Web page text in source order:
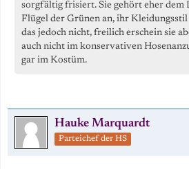
sorgfältig frisiert. Sie gehört eher dem
Flügel der Grünen an, ihr
das jedoch nicht, freilich erschein sie
auch nicht im konservativen
gar im Kostüm.
Hauke Marquardt
Parteichef der HS